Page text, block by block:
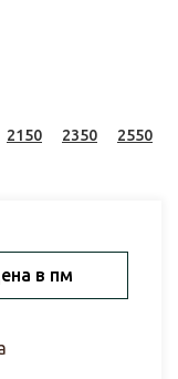
2150 2350 2550
в пм